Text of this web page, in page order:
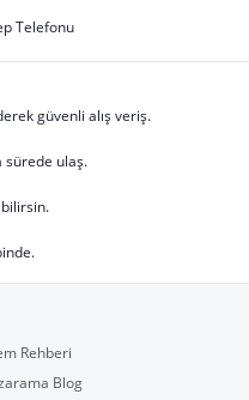
Telefonu
güvenli alış veriş.
sürede ulaş.
Rehberi
Blog